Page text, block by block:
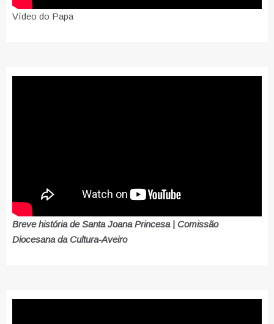
Vídeo do Papa
Breve história de Santa Joana Princesa | Comissão
Diocesana da Cultura-Aveiro